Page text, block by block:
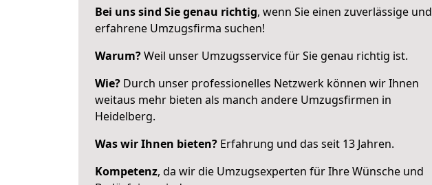
Bei uns sind Sie genau richtig, wenn Sie einen zuverlässige und
erfahrene Umzugsfirma suchen!
Warum?Weil unser Umzugsservice für Sie genau richtig ist.
Wie? Durch unser professionelles Netzwerk können wir Ihnen
weitaus mehr bieten als manch andere Umzugsfirmen in
Heidelberg.
Was wir Ihnen bieten? Erfahrung und das seit 13 Jahren.
Kompetenz, da wir die Umzugsexperten für Ihre Wünsche und